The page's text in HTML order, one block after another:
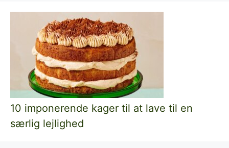
10 imponerende kager til at lave til en
særlig lejlighed